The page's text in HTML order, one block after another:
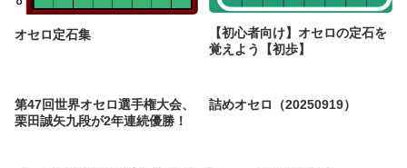
オセロ定石集
【初心者向け】オセロの定石を
覚えよう【初歩】
第47回世界オセロ選手権大会、
栗田誠矢九段が2年連続優勝！
詰めオセロ（20250919）